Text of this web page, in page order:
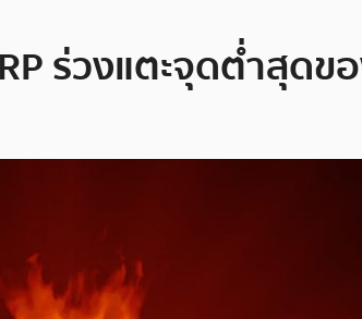
ร่วงแตะจุดต่ำสุด